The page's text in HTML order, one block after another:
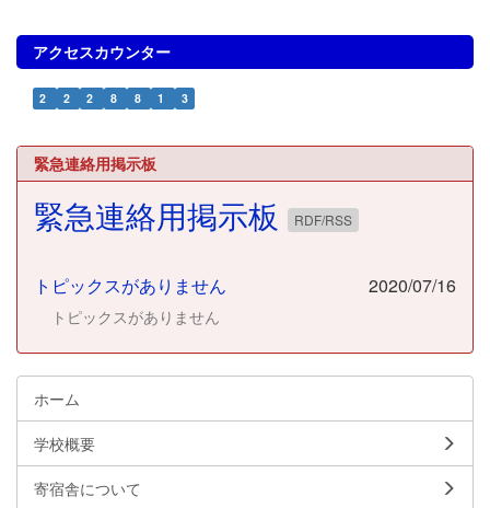
アクセスカウンター
2 2 2 8 8 1 3
緊急連絡用掲示板
緊急連絡用掲示板 RDF/RSS
トピックスがありません 2020/07/16
トピックスがありません
ホーム
学校概要
寄宿舎について